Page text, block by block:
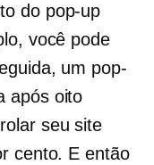
do pop-up
você pode
um pop-
após oito
seu site
cento. E então